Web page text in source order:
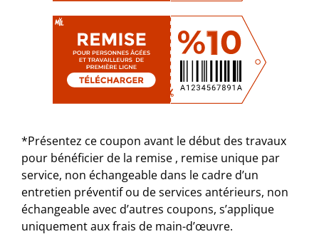
*Présentez ce coupon avant le début des travaux
pour bénéficier de la remise , remise unique par
service, non échangeable dans le cadre d’un
entretien préventif ou de services antérieurs, non
échangeable avec d’autres coupons, s’applique
uniquement aux frais de main-d’œuvre.